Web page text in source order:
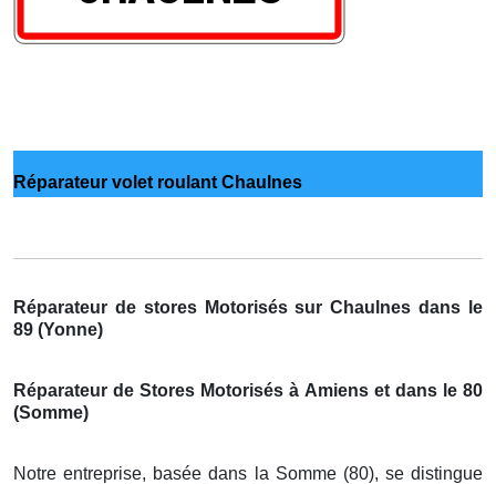
Réparateur volet roulant Chaulnes
Réparateur de stores Motorisés sur Chaulnes dans le
89 (Yonne)
Réparateur de Stores Motorisés à Amiens et dans le 80
(Somme)
Notre entreprise, basée dans la Somme (80), se distingue